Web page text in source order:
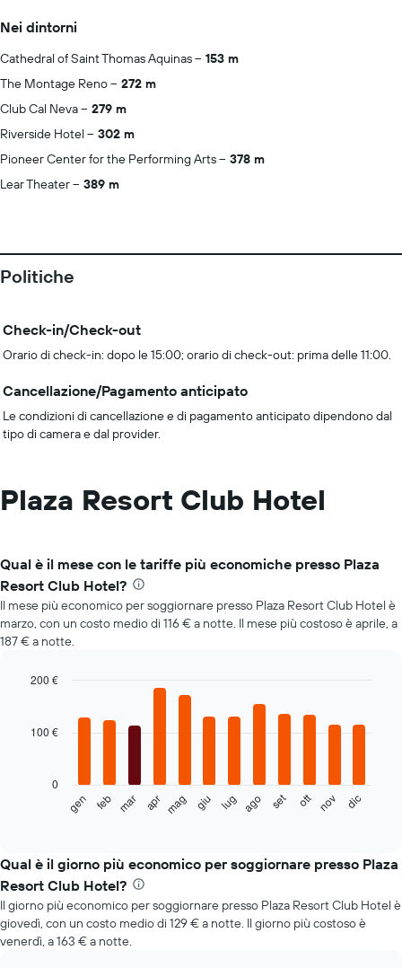
Nei dintorni
Cathedral of Saint Thomas Aquinas
153 m
The Montage Reno
272 m
Club Cal Neva
279 m
Riverside Hotel
302 m
Pioneer Center for the Performing Arts
378 m
Lear Theater
389 m
Politiche
Check-in/Check-out
Orario di check-in: dopo le 15:00; orario di check-out: prima delle 11:00.
Cancellazione/Pagamento anticipato
Le condizioni di cancellazione e di pagamento anticipato dipendono dal
tipo di camera e dal provider.
Plaza Resort Club Hotel
Qual è il mese con le tariffe più economiche presso Plaza
Resort Club Hotel?
Il mese più economico per soggiornare presso Plaza Resort Club Hotel è
marzo, con un costo medio di 116 € a notte. Il mese più costoso è aprile, a
187 € a notte.
with
seguente
il
prezzo
medio
di
una
camera
gen feb mar apr mag giu lug ago set ott nov dic
0
100 €
200 €
Qual è il giorno più economico per soggiornare presso Plaza
Resort Club Hotel?
Il giorno più economico per soggiornare presso Plaza Resort Club Hotel è
giovedì, con un costo medio di 129 € a notte. Il giorno più costoso è
venerdì, a 163 € a notte.